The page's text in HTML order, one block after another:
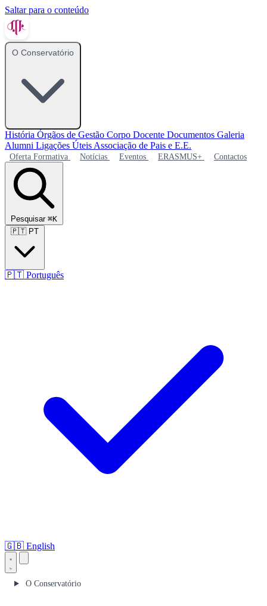
Saltar para o conteúdo
O Conservatório
História Órgãos de Gestão Corpo Docente Documentos Galeria
Alumni Ligações Úteis Associação de Pais e E.E.
Oferta Formativa Notícias Eventos ERASMUS+ Contactos
Pesquisar ⌘K
🇵🇹 PT
🇵🇹 Português
🇬🇧 English
O Conservatório